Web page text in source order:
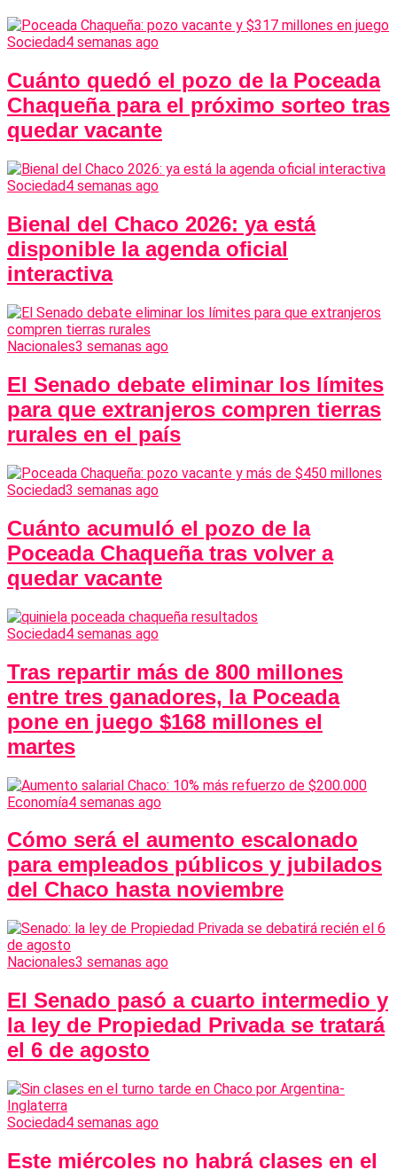
Sociedad4 semanas ago
Cuánto quedó el pozo de la Poceada
Chaqueña para el próximo sorteo tras
quedar vacante
Sociedad4 semanas ago
Bienal del Chaco 2026: ya está
disponible la agenda oficial
interactiva
Nacionales3 semanas ago
El Senado debate eliminar los límites
para que extranjeros compren tierras
rurales en el país
Sociedad3 semanas ago
Cuánto acumuló el pozo de la
Poceada Chaqueña tras volver a
quedar vacante
Sociedad4 semanas ago
Tras repartir más de 800 millones
entre tres ganadores, la Poceada
pone en juego $168 millones el
martes
Economía4 semanas ago
Cómo será el aumento escalonado
para empleados públicos y jubilados
del Chaco hasta noviembre
Nacionales3 semanas ago
El Senado pasó a cuarto intermedio y
la ley de Propiedad Privada se tratará
el 6 de agosto
Sociedad4 semanas ago
Este miércoles no habrá clases en el